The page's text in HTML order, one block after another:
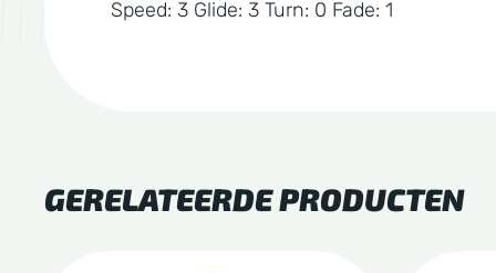
Speed: 3 Glide: 3 Turn: 0 Fade: 1
GERELATEERDE PRODUCTEN